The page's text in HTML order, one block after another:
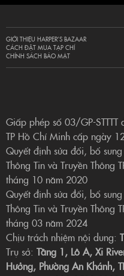
GIỚI THIỆU HARPER’S BAZAAR
CÁCH ĐẶT MUA TẠP CHÍ
CHÍNH SÁCH BẢO MẬT
Giấp phép số 03/GP-STTTT
TP Hồ Chí Minh cấp ngày
Quyết định sửa đổi, bổ
Thông Tin và Truyền Thông
tháng 10 năm 2020
Quyết định sửa đổi, bổ
Thông Tin và Truyền Thông
tháng 03 năm 2024
Chịu trách nhiệm nội dung:
Trụ sở: Tầng 1, Lô A, Xi
Hưởng, Phường An Khánh,